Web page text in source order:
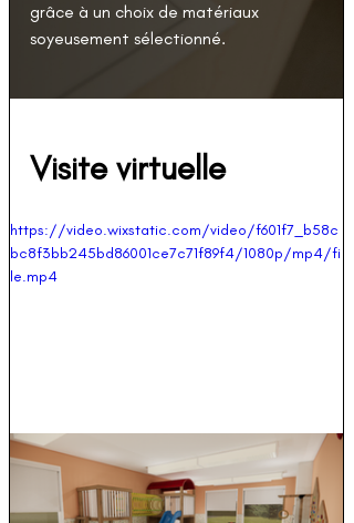
grâce à un choix de matériaux
soyeusement sélectionné.
Visite virtuelle
https://video.wixstatic.com/video/f601f7_b58c
bc8f3bb245bd86001ce7c71f89f4/1080p/mp4/fi
le.mp4